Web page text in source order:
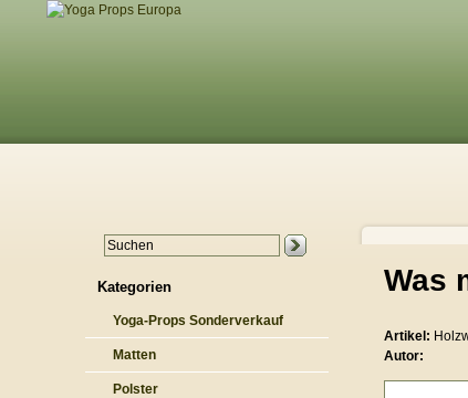
Kategorien
Yoga-Props Sonderverkauf
Matten
Polster
Was
Artikel:
Autor: